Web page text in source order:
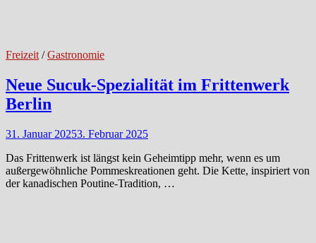
Freizeit /Gastronomie
Neue Sucuk-Spezialität im Frittenwerk
Berlin
31. Januar 20253. Februar 2025
Das Frittenwerk ist längst kein Geheimtipp mehr, wenn es um
außergewöhnliche Pommeskreationen geht. Die Kette, inspiriert von
der kanadischen Poutine-Tradition, …